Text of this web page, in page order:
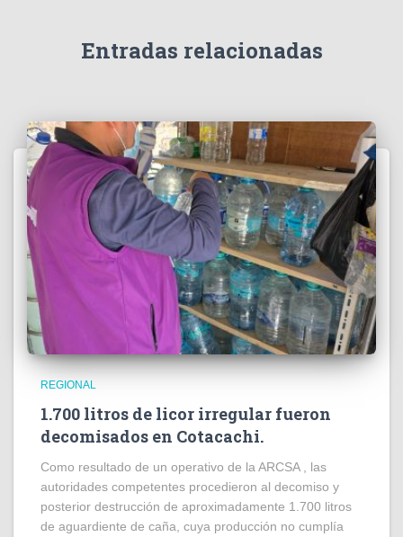
Entradas relacionadas
REGIONAL
1.700 litros de licor irregular fueron
decomisados en Cotacachi.
Como resultado de un operativo de la ARCSA , las
autoridades competentes procedieron al decomiso y
posterior destrucción de aproximadamente 1.700 litros
de aguardiente de caña, cuya producción no cumplía